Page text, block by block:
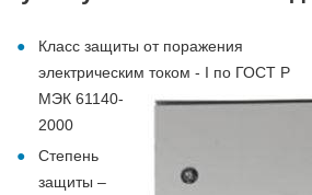
Класс защиты от поражения
электрическим током - I по ГОСТ Р
МЭК 61140-
2000
Степень
защиты –